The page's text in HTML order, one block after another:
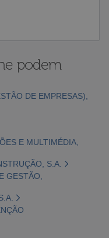
podem
DE EMPRESAS),
E MULTIMÉDIA,
S.A.
GESTÃO,